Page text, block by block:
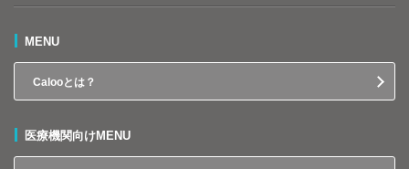
MENU
Calooとは？
医療機関向けMENU